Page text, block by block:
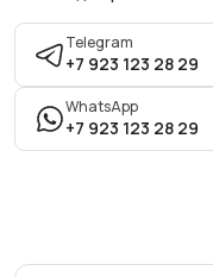
Telegram
+7 923 123 28 29
WhatsApp
+7 923 123 28 29